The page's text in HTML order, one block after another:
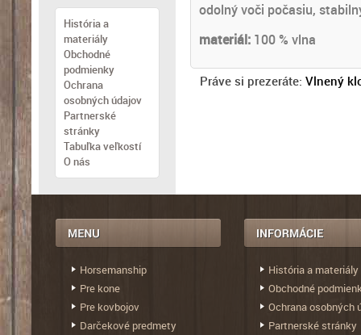
odolný voči počasiu,
materiál: 100 % vlna
Práve si prezeráte: Vlnený
História a
materiály
Obchodné
podmienky
Ochrana
osobných údajov
Partnerské
stránky
Tabuľka veľkostí
O nás
Horsemanship
Pre kone
Pre kovbojov
Darčekové predmety
História a materiály
Obchodné
Ochrana osobných
Partnerské stránky